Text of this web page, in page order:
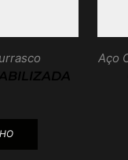
Aço